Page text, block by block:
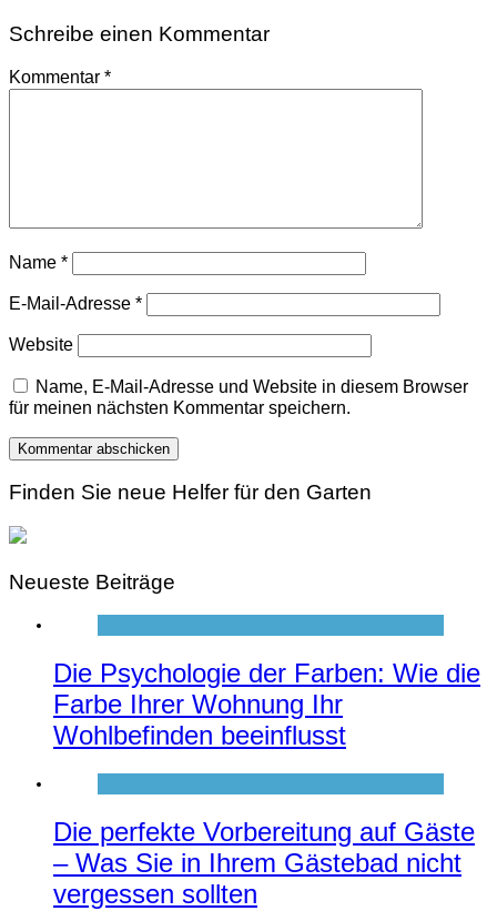
Schreibe einen Kommentar
Kommentar *
Name *
E-Mail-Adresse *
Website
Name, E-Mail-Adresse und Website in diesem Browser
für meinen nächsten Kommentar speichern.
Finden Sie neue Helfer für den Garten
Neueste Beiträge
Die Psychologie der Farben: Wie die
Farbe Ihrer Wohnung Ihr
Wohlbefinden beeinflusst
Die perfekte Vorbereitung auf Gäste
– Was Sie in Ihrem Gästebad nicht
vergessen sollten